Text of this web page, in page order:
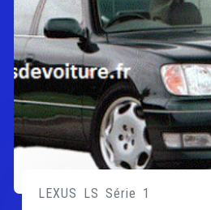
LEXUS LS Série 1